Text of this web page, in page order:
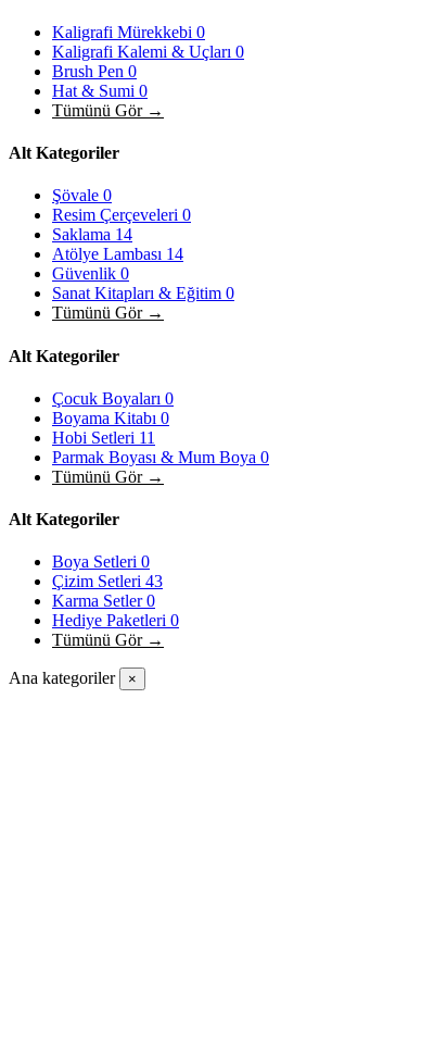
Kaligrafi Mürekkebi 0
Kaligrafi Kalemi & Uçları 0
Brush Pen 0
Hat & Sumi 0
Tümünü Gör →
Alt Kategoriler
Şövale 0
Resim Çerçeveleri 0
Saklama 14
Atölye Lambası 14
Güvenlik 0
Sanat Kitapları & Eğitim 0
Tümünü Gör →
Alt Kategoriler
Çocuk Boyaları 0
Boyama Kitabı 0
Hobi Setleri 11
Parmak Boyası & Mum Boya 0
Tümünü Gör →
Alt Kategoriler
Boya Setleri 0
Çizim Setleri 43
Karma Setler0
Hediye Paketleri 0
Tümünü Gör →
Ana kategoriler ×